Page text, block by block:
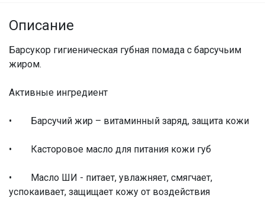
Описание
Барсукор гигиеническая губная помада с барсучьим
жиром.
Активные ингредиент
• Барсучий жир – витаминный заряд, защита кожи
• Касторовое масло для питания кожи губ
• Масло ШИ - питает, увлажняет, смягчает,
успокаивает, защищает кожу от воздействия